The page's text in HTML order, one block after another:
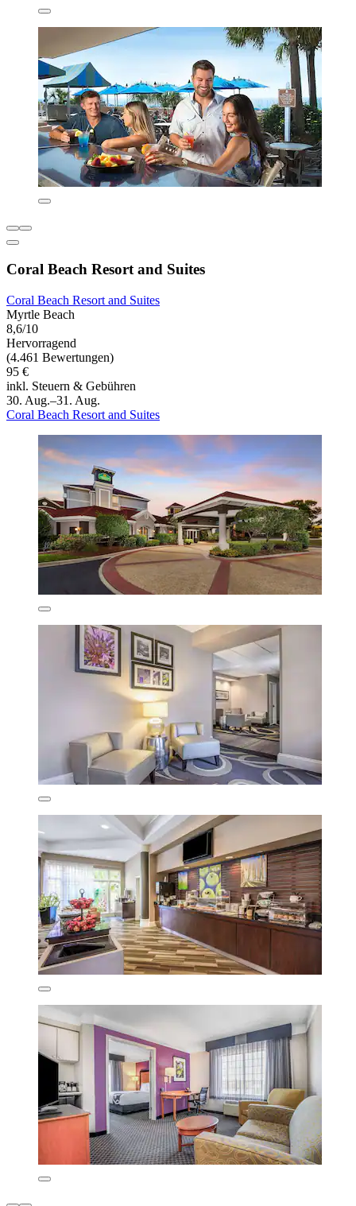
Coral Beach Resort and Suites
Coral Beach Resort and Suites
Myrtle Beach
8,6/10
Hervorragend
(4.461 Bewertungen)
95 €
inkl. Steuern & Gebühren
30. Aug.–31. Aug.
Coral Beach Resort and Suites